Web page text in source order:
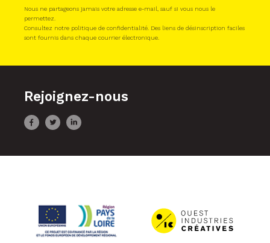
Nous ne partageons jamais votre adresse e-mail, sauf si vous nous le
permettez.
Consultez notre politique de confidentialité. Des liens de désinscription faciles
sont fournis dans chaque courrier électronique.
Rejoignez-nous